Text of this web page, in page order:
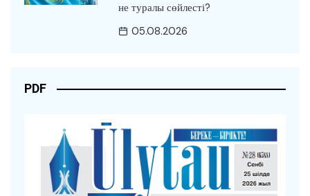
не туралы сөйлесті?
05.08.2026
PDF